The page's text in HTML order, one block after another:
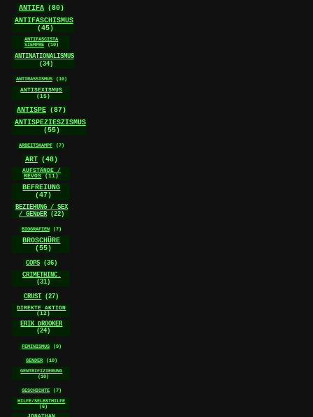
ANTIFA (80)
ANTIFASCHISMUS
(45)
ANTIFASCISTA
SIEMPRE
(10)
ANTINATIONALISMUS
(34)
ANTIRASSISMUS (10)
ANTISEXISMUS
(15)
ANTISPE (87)
ANTISPEZIESZISMUS
(55)
ARBEITSKAMPF (7)
ART (48)
AUFSTÄNDE /
REVOS
(11)
BEFREIUNG
(47)
BEZIEHUNG / SEX
/ GENDER
(22)
BIOGRAFIEN (7)
BROSCHÜRE
(55)
COPS (36)
CRIMETHINC.
(31)
CRUST (27)
DIREKTE AKTION
(12)
ERIK DROOKER
(24)
FEMINISMUS (9)
GENDER
(10)
GENTRIFIZIERUNG
(10)
GESCHICHTE
(7)
HILFE/SELBSTHILFE
(6)